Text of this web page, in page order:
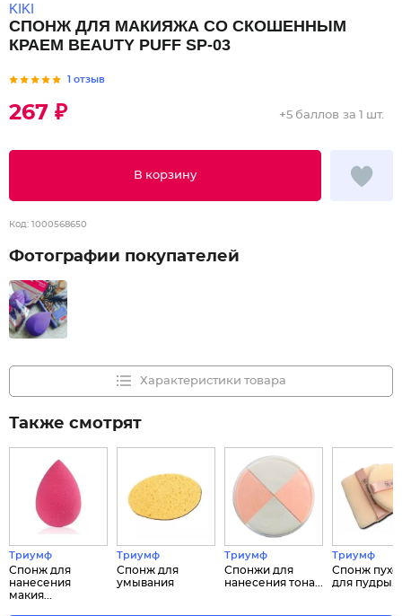
KIKI
СПОНЖ ДЛЯ МАКИЯЖА СО СКОШЕННЫМ
КРАЕМ BEAUTY PUFF SP-03
1 отзыв
267 ₽
В корзину
+5 баллов за 1 шт.
Код: 1000568650
Фотографии покупателей
Характеристики товара
Также смотрят
Триумф
Спонж для
нанесения
макия...
Триумф
Спонж для
умывания
Триумф
Спонжи для
нанесения тона...
Триумф
Спонж
для пудры...